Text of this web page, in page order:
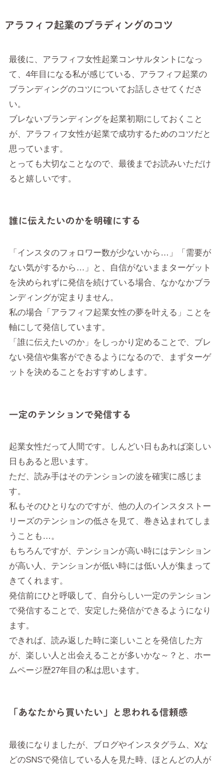
アラフィフ起業のブラディングのコツ
最後に、アラフィフ女性起業コンサルタントになっ
て、4年目になる私が感じている、アラフィフ起業の
ブランディングのコツについてお話しさせてくださ
い。
ブレないブランディングを起業初期にしておくこと
が、アラフィフ女性が起業で成功するためのコツだと
思っています。
とっても大切なことなので、最後までお読みいただけ
ると嬉しいです。
誰に伝えたいのかを明確にする
「インスタのフォロワー数が少ないから…」「需要が
ない気がするから…」と、自信がないままターゲット
を決められずに発信を続けている場合、なかなかブラ
ンディングが定まりません。
私の場合「アラフィフ起業女性の夢を叶える」ことを
軸にして発信しています。
「誰に伝えたいのか」をしっかり定めることで、ブレ
ない発信や集客ができるようになるので、まずターゲ
ットを決めることをおすすめします。
一定のテンションで発信する
起業女性だって人間です。しんどい日もあれば楽しい
日もあると思います。
ただ、読み手はそのテンションの波を確実に感じま
す。
私もそのひとりなのですが、他の人のインスタストー
リーズのテンションの低さを見て、巻き込まれてしま
うことも…。
もちろんですが、テンションが高い時にはテンション
が高い人、テンションが低い時には低い人が集まって
きてくれます。
発信前にひと呼吸して、自分らしい一定のテンション
で発信することで、安定した発信ができるようになり
ます。
できれば、読み返した時に楽しいことを発信した方
が、楽しい人と出会えることが多いかな～？と、ホー
ムページ歴27年目の私は思います。
「あなたから買いたい」と思われる信頼感
最後になりましたが、ブログやインスタグラム、Xな
どのSNSで発信している人を見た時、ほとんどの人が